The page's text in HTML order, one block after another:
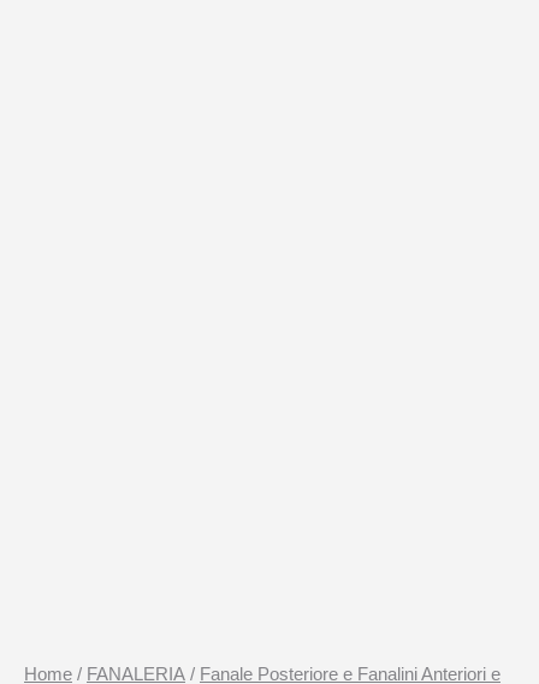
Home / FANALERIA / Fanale Posteriore e Fanalini Anteriori e